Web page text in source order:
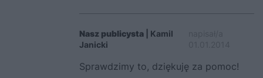
Nasz publicysta | Kamil
Janicki
Sprawdzimy to, dziękuję za pomoc!